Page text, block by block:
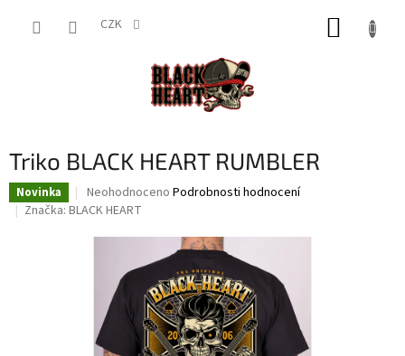
CZK
Triko BLACK HEART RUMBLER
Novinka
Průměrné
hodnocení
je
hvězdiček.
Neohodnoceno Podrobnosti hodnocení
Značka: BLACK HEART